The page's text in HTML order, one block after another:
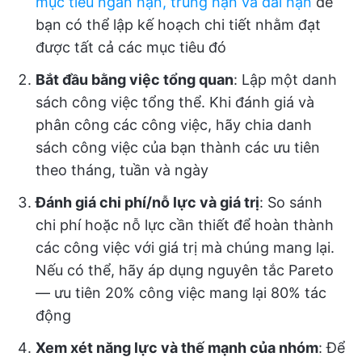
bạn có thể lập kế hoạch chi tiết nhằm đạt
được tất cả các mục tiêu đó
Bắt đầu bằng việc tổng quan: Lập một danh
sách công việc tổng thể. Khi đánh giá và
phân công các công việc, hãy chia danh
sách công việc của bạn thành các ưu tiên
theo tháng, tuần và ngày
Đánh giá chi phí/nỗ lực và giá trị: So sánh
chi phí hoặc nỗ lực cần thiết để hoàn thành
các công việc với giá trị mà chúng mang lại.
Nếu có thể, hãy áp dụng nguyên tắc Pareto
— ưu tiên 20% công việc mang lại 80% tác
động
Xem xét năng lực và thế mạnh của nhóm: Để